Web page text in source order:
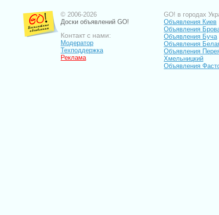
© 2006-2026
Доски объявлений GO!
Контакт с нами:
Модератор
Техподдержка
Реклама
GO! в городах
Объявления Киев
Объявления
Объявления Буча
Объявления
Объявления
Хмельницкий
Объявления